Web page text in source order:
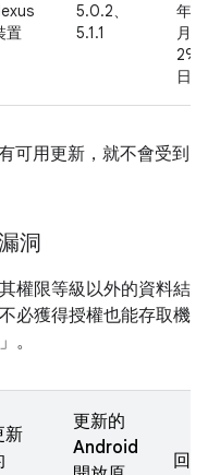
置
5.0.2、
5.1.1
年 3
月
29
日
可用更新，就不會受到
洞
權限等級以外的資料結
必獲得授權也能存取機
。
新
更新的
Android
回報